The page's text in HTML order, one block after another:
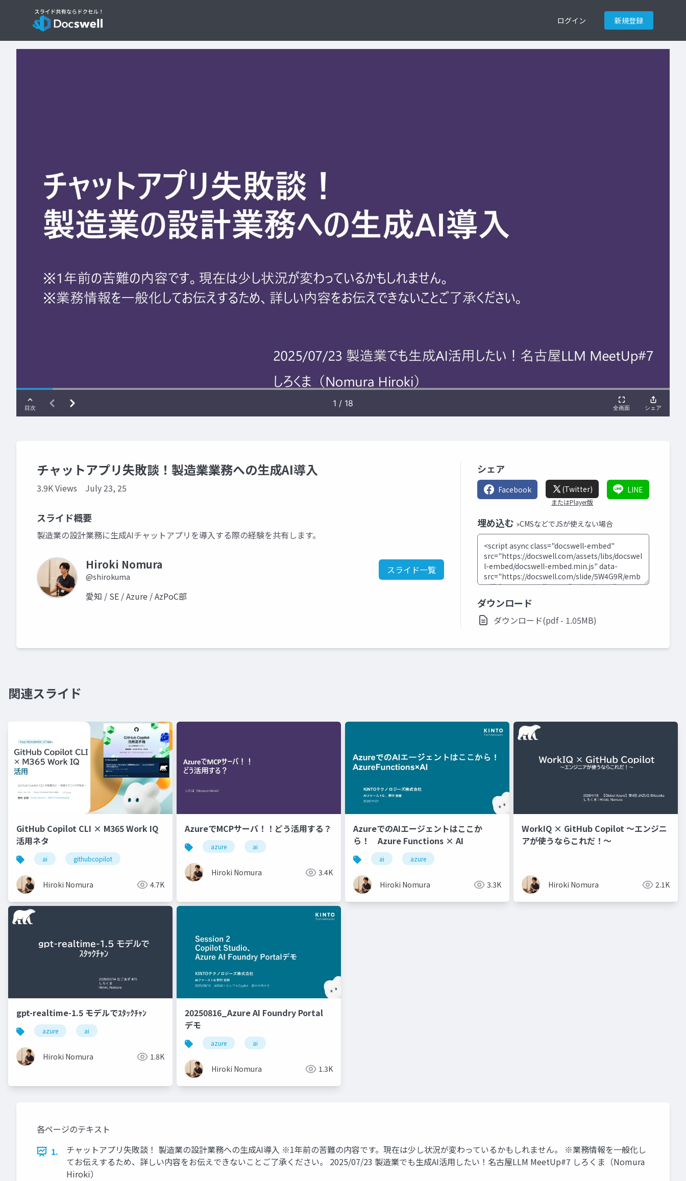
ログイン 新規登録
チャットアプリ失敗談！製造業業務への生成AI導入
3.9K Views July 23, 25
スライド概要
製造業の設計業務に生成AIチャットアプリを導入する際の経験を共有します。
Hiroki Nomura
@shirokuma
スライド一覧
愛知 / SE / Azure / AzPoC部
シェア
Facebook (Twitter)
またはPlayer版
LINE
埋め込む »CMSなどでJSが使えない場合
ダウンロード
ダウンロード(pdf - 1.05MB)
関連スライド
GitHub Copilot CLI × M365 Work IQ
活用ネタ
ai githubcopilot
Hiroki Nomura 4.7K
AzureでMCPサーバ！！どう活用する？
azure ai
Hiroki Nomura 3.4K
AzureでのAIエージェントはここか
ら！ Azure Functions × AI
ai azure
Hiroki Nomura 3.3K
WorkIQ × GitHub Copilot ～エンジニ
アが使うならこれだ！～
Hiroki Nomura 2.1K
gpt-realtime-1.5 モデルでｽﾀｯｸﾁｬﾝ
azure ai
Hiroki Nomura 1.8K
20250816_Azure AI Foundry Portal
デモ
azure ai
Hiroki Nomura 1.3K
各ページのテキスト
1.
チャットアプリ失敗談！ 製造業の設計業務への生成AI導入 ※1年前の苦難の内容です。現在は少し状況が変わっているかもしれません。 ※業務情報を一般化し
てお伝えするため、詳しい内容をお伝えできないことご了承ください。 2025/07/23 製造業でも生成AI活用したい！名古屋LLM MeetUp#7 しろくま（Nomura
Hiroki）